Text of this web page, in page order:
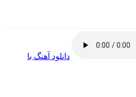
دانلود آهنگ با